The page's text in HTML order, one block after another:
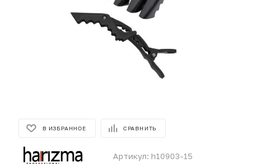
В ИЗБРАННОЕ СРАВНИТЬ
Артикул: h10903-15